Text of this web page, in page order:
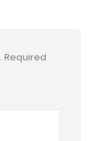
Required